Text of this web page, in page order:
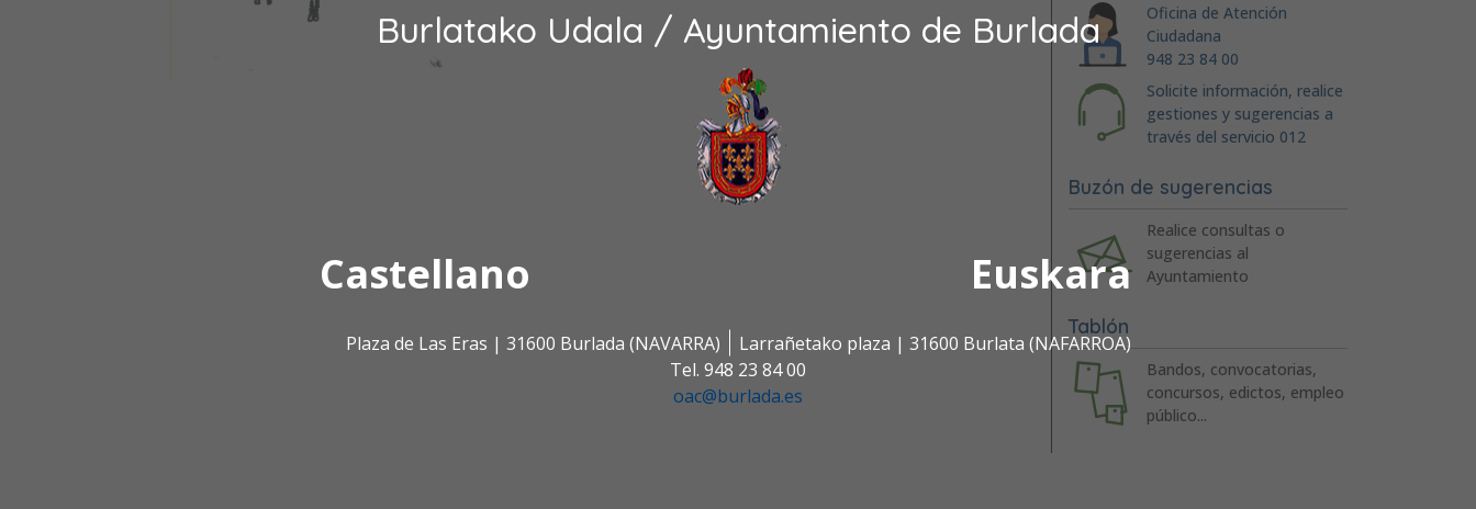
Burlatako Udala / Ayuntamiento de Burlada
Castellano Euskara
Plaza de Las Eras | 31600 Burlada (NAVARRA)
Larrañetako plaza | 31600 Burlata (NAFARROA)
Tel. 948 23 84 00
oac@burlada.es
Oficina de Atención
Ciudadana
948 23 84 00
Solicite información, realice
gestiones y sugerencias a
través del servicio 012
Buzón de sugerencias
Realice consultas o
sugerencias al
Ayuntamiento
Tablón
Bandos, convocatorias,
concursos, edictos, empleo
público...